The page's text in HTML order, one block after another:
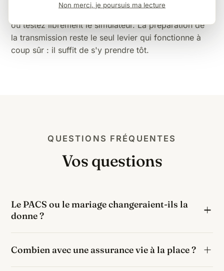
guide des droits de succession 2026
ou testez librement lesimulateur. Lapréparation de
la transmission reste le seul levier qui fonctionne à
coup sûr : il suffit de s'y prendre tôt.
QUESTIONS FRÉQUENTES
Vos questions
Le PACS ou le mariage changeraient-ils la
donne ?
pour un neveu, les leviers sont la donation anticipée
Combien avec une assurance vie à la place ?
Non merci, je poursuis ma lecture